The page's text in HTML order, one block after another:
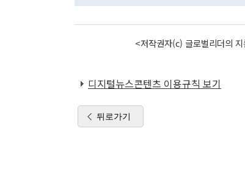
<저작권자(c) 글로벌리더의
디지털뉴스콘텐츠 이용규칙 보기
뒤로가기